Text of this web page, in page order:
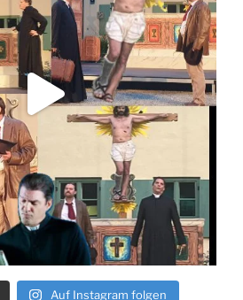
Auf Instagram folgen